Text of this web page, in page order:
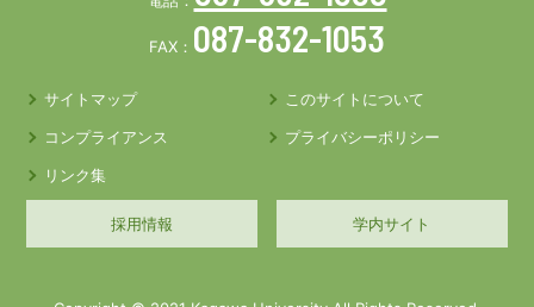
FAX： 087-832-1053
サイトマップ
このサイトについて
コンプライアンス
プライバシーポリシー
リンク集
採用情報 学内サイト